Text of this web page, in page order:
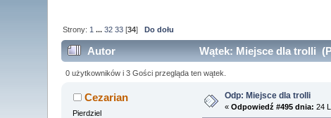
Strony: 1 ...32 33 [34]Do dołu
Autor Wątek: Miejsce dla trolli
0 użytkowników i 3 Gości przegląda ten wątek.
Cezarian
Pierdziel
Odp: Miejsce dla trolli
«Odpowiedź #495 dnia: 24